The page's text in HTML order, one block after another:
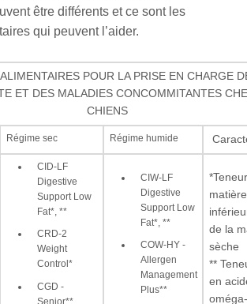
être différents et ce sont les
qui peuvent l’aider.
POUR LA PRISE EN CHARGE
ET DES MALADIES CONCOMMITANTES
CHIENS
Régime sec Régime humide
CID-LF
Digestive
Support Low
Fat*, **
CRD-2
Weight
Control*
CGD -
Senior**
CIW-LF
Digestive
Support Low
Fat*, **
COW-HY -
Allergen
Management
Plus**
de la
sèche
**
en